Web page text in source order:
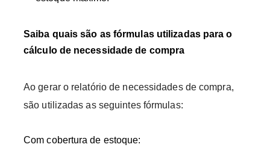
Saiba quais são as fórmulas utilizadas para o
cálculo de necessidade de compra
Ao gerar o relatório de necessidades de compra,
são utilizadas as seguintes fórmulas:
Com cobertura de estoque: